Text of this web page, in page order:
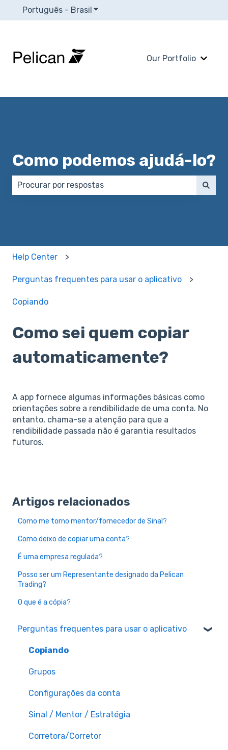
Português - Brasil Mostrar submenu para traduções
Our Portfolio
Como podemos ajudá-lo?
Help Center
Perguntas frequentes para usar o aplicativo
Copiando
Como sei quem copiar
automaticamente?
A app fornece algumas informações básicas como
orientações sobre a rendibilidade de uma conta. No
entanto, chama-se a atenção para que a
rendibilidade passada não é garantia resultados
futuros.
Artigos relacionados
Como me torno mentor/fornecedor de Sinal?
Como deixo de copiar uma conta?
É uma empresa regulada?
Posso ser um Representante designado da Pelican
Trading?
O que é a cópia?
Perguntas frequentes para usar o aplicativo
Copiando
Grupos
Configurações da conta
Sinal / Mentor / Estratégia
Corretora/Corretor